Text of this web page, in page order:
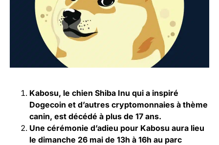
Kabosu, le chien Shiba Inu qui a inspiré
Dogecoin et d’autres cryptomonnaies à thème
canin, est décédé à plus de 17 ans.
Une cérémonie d’adieu pour Kabosu aura lieu
le dimanche 26 mai de 13h à 16h au parc